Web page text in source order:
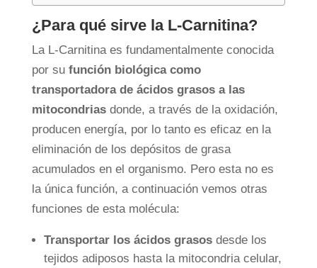
¿Para qué sirve la L-Carnitina?
La L-Carnitina es fundamentalmente conocida
por su función biológica como
transportadora de ácidos grasos a las
mitocondriasdonde, a través de la oxidación,
producen energía, por lo tanto es eficaz en la
eliminación de los depósitos de grasa
acumulados en el organismo. Pero esta no es
la única función, a continuación vemos otras
funciones de esta molécula:
Transportar los ácidos grasosdesde los
tejidos adiposos hasta la mitocondria celular,